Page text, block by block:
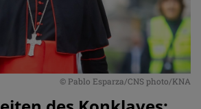
© Pablo Esparza/CNS photo/KNA